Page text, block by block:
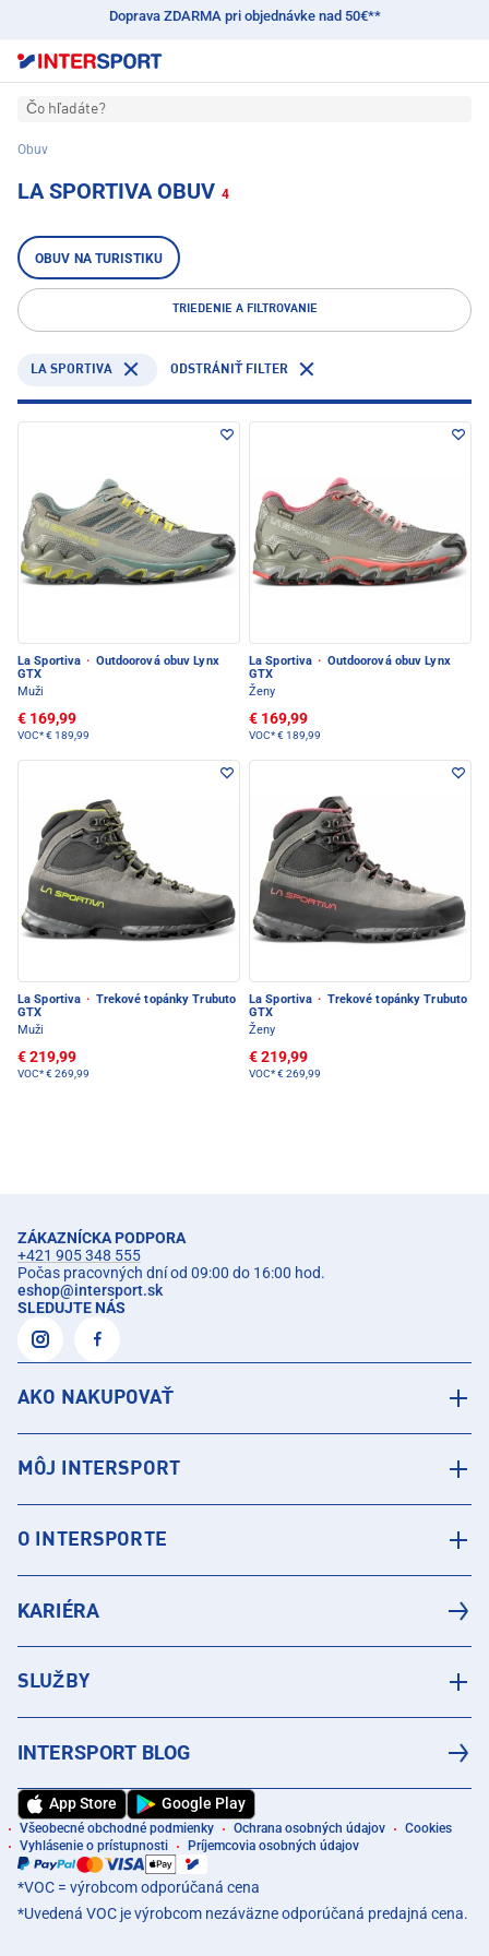
Doprava ZDARMA pri objednávke nad 50€**
Čo hľadáte?
Obuv
LA SPORTIVA OBUV 4
OBUV NA TURISTIKU
TRIEDENIE A FILTROVANIE
LA SPORTIVA ODSTRÁNIŤ FILTER
La Sportiva · Outdoorová obuv Lynx
GTX
Muži
€ 169,99
VOC*€ 189,99
La Sportiva · Outdoorová obuv Lynx
GTX
Ženy
€ 169,99
VOC*€ 189,99
La Sportiva · Trekové topánky Trubuto
GTX
Muži
€ 219,99
VOC*€ 269,99
La Sportiva · Trekové topánky Trubuto
GTX
Ženy
€ 219,99
VOC*€ 269,99
ZÁKAZNÍCKA PODPORA
+421 905 348 555
Počas pracovných dní od 09:00 do 16:00 hod.
eshop@intersport.sk
SLEDUJTE NÁS
AKO NAKUPOVAŤ
MÔJ INTERSPORT
O INTERSPORTE
KARIÉRA
SLUŽBY
INTERSPORT BLOG
App Store Google Play
Všeobecné obchodné podmienky Ochrana osobných údajov
Cookies
Vyhlásenie o prístupnosti
Príjemcovia osobných údajov
*VOC = výrobcom odporúčaná cena
*Uvedená VOC je výrobcom nezáväzne odporúčaná predajná cena.